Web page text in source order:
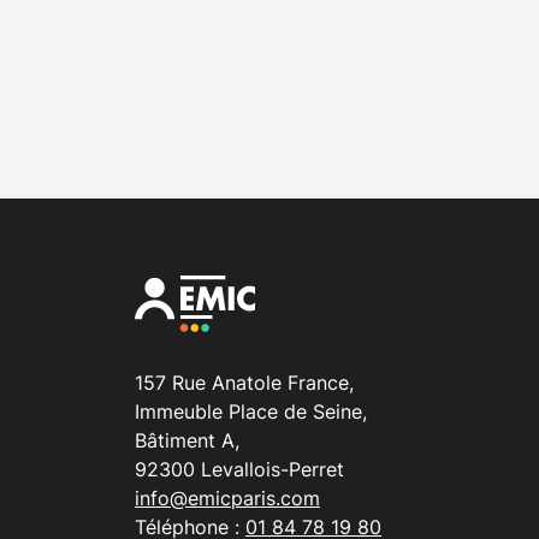
157 Rue Anatole France,
Immeuble Place de Seine,
Bâtiment A,
92300 Levallois-Perret
info@emicparis.com
Téléphone : 01 84 78 19 80